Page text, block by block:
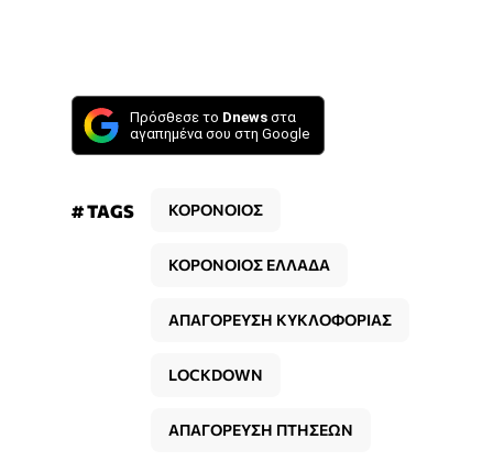
Πρόσθεσε το Dnews στα
αγαπημένα σου στη Google
# TAGS ΚΟΡΟΝΟΙΟΣ
ΚΟΡΟΝΟΙΟΣ ΕΛΛΑΔΑ
ΑΠΑΓΟΡΕΥΣΗ ΚΥΚΛΟΦΟΡΙΑΣ
LOCKDOWN
ΑΠΑΓΟΡΕΥΣΗ ΠΤΗΣΕΩΝ